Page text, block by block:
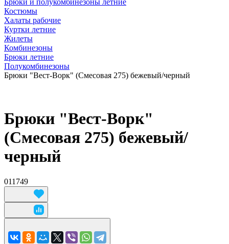
Брюки и полукомбинезоны летние
Костюмы
Халаты рабочие
Куртки летние
Жилеты
Комбинезоны
Брюки летние
Полукомбинезоны
Брюки "Вест-Ворк" (Смесовая 275) бежевый/черный
Брюки "Вест-Ворк"
(Смесовая 275) бежевый/
черный
011749